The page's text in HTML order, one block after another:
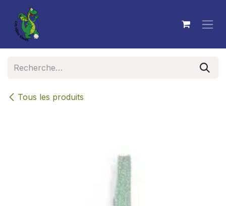
Se rendre au contenu
Tous les produits